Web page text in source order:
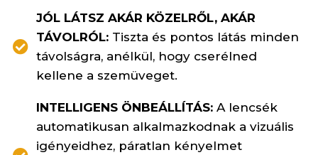
JÓL LÁTSZ AKÁR KÖZELRŐL, AKÁR
TÁVOLRÓL:Tiszta és pontos látás minden
távolságra, anélkül, hogy cserélned
kellene a szemüveget.
INTELLIGENS ÖNBEÁLLÍTÁS:A lencsék
automatikusan alkalmazkodnak a vizuális
igényeidhez, páratlan kényelmet